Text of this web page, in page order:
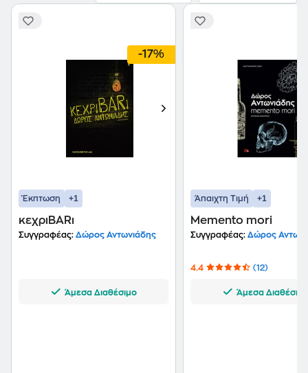
-17%
Έκπτωση +1
κεχριBARι
Συγγραφέας: Δώρος Αντωνιάδης
Άμεσα Διαθέσιμο
Άπαιχτη Τιμή +1
Memento mori
Συγγραφέας: Δώρος
4.4 (12)
Άμεσα Διαθέσιμο